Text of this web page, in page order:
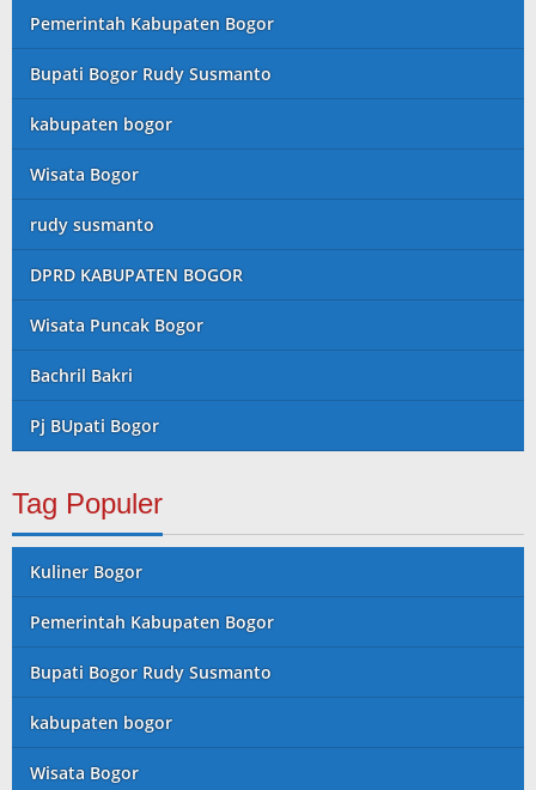
Pemerintah Kabupaten Bogor
Bupati Bogor Rudy Susmanto
kabupaten bogor
Wisata Bogor
rudy susmanto
DPRD KABUPATEN BOGOR
Wisata Puncak Bogor
Bachril Bakri
Pj BUpati Bogor
Tag Populer
Kuliner Bogor
Pemerintah Kabupaten Bogor
Bupati Bogor Rudy Susmanto
kabupaten bogor
Wisata Bogor